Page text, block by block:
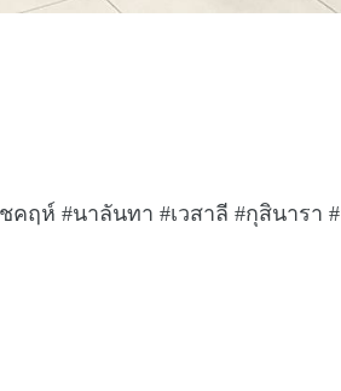
ฤห์ #นาลันทา #เวสาลี #กุสินารา